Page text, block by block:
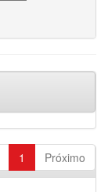
1 Próximo